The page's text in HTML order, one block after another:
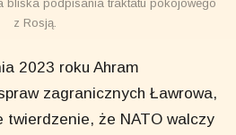
bliska podpisania traktatu pokojowego
z Rosją.
2023 roku Ahram
zagranicznych Ławrowa,
twierdzenie, że NATO walczy